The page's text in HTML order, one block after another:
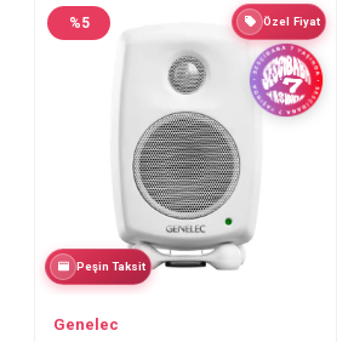
%5 Özel Fiyat
Peşin Taksit
Genelec